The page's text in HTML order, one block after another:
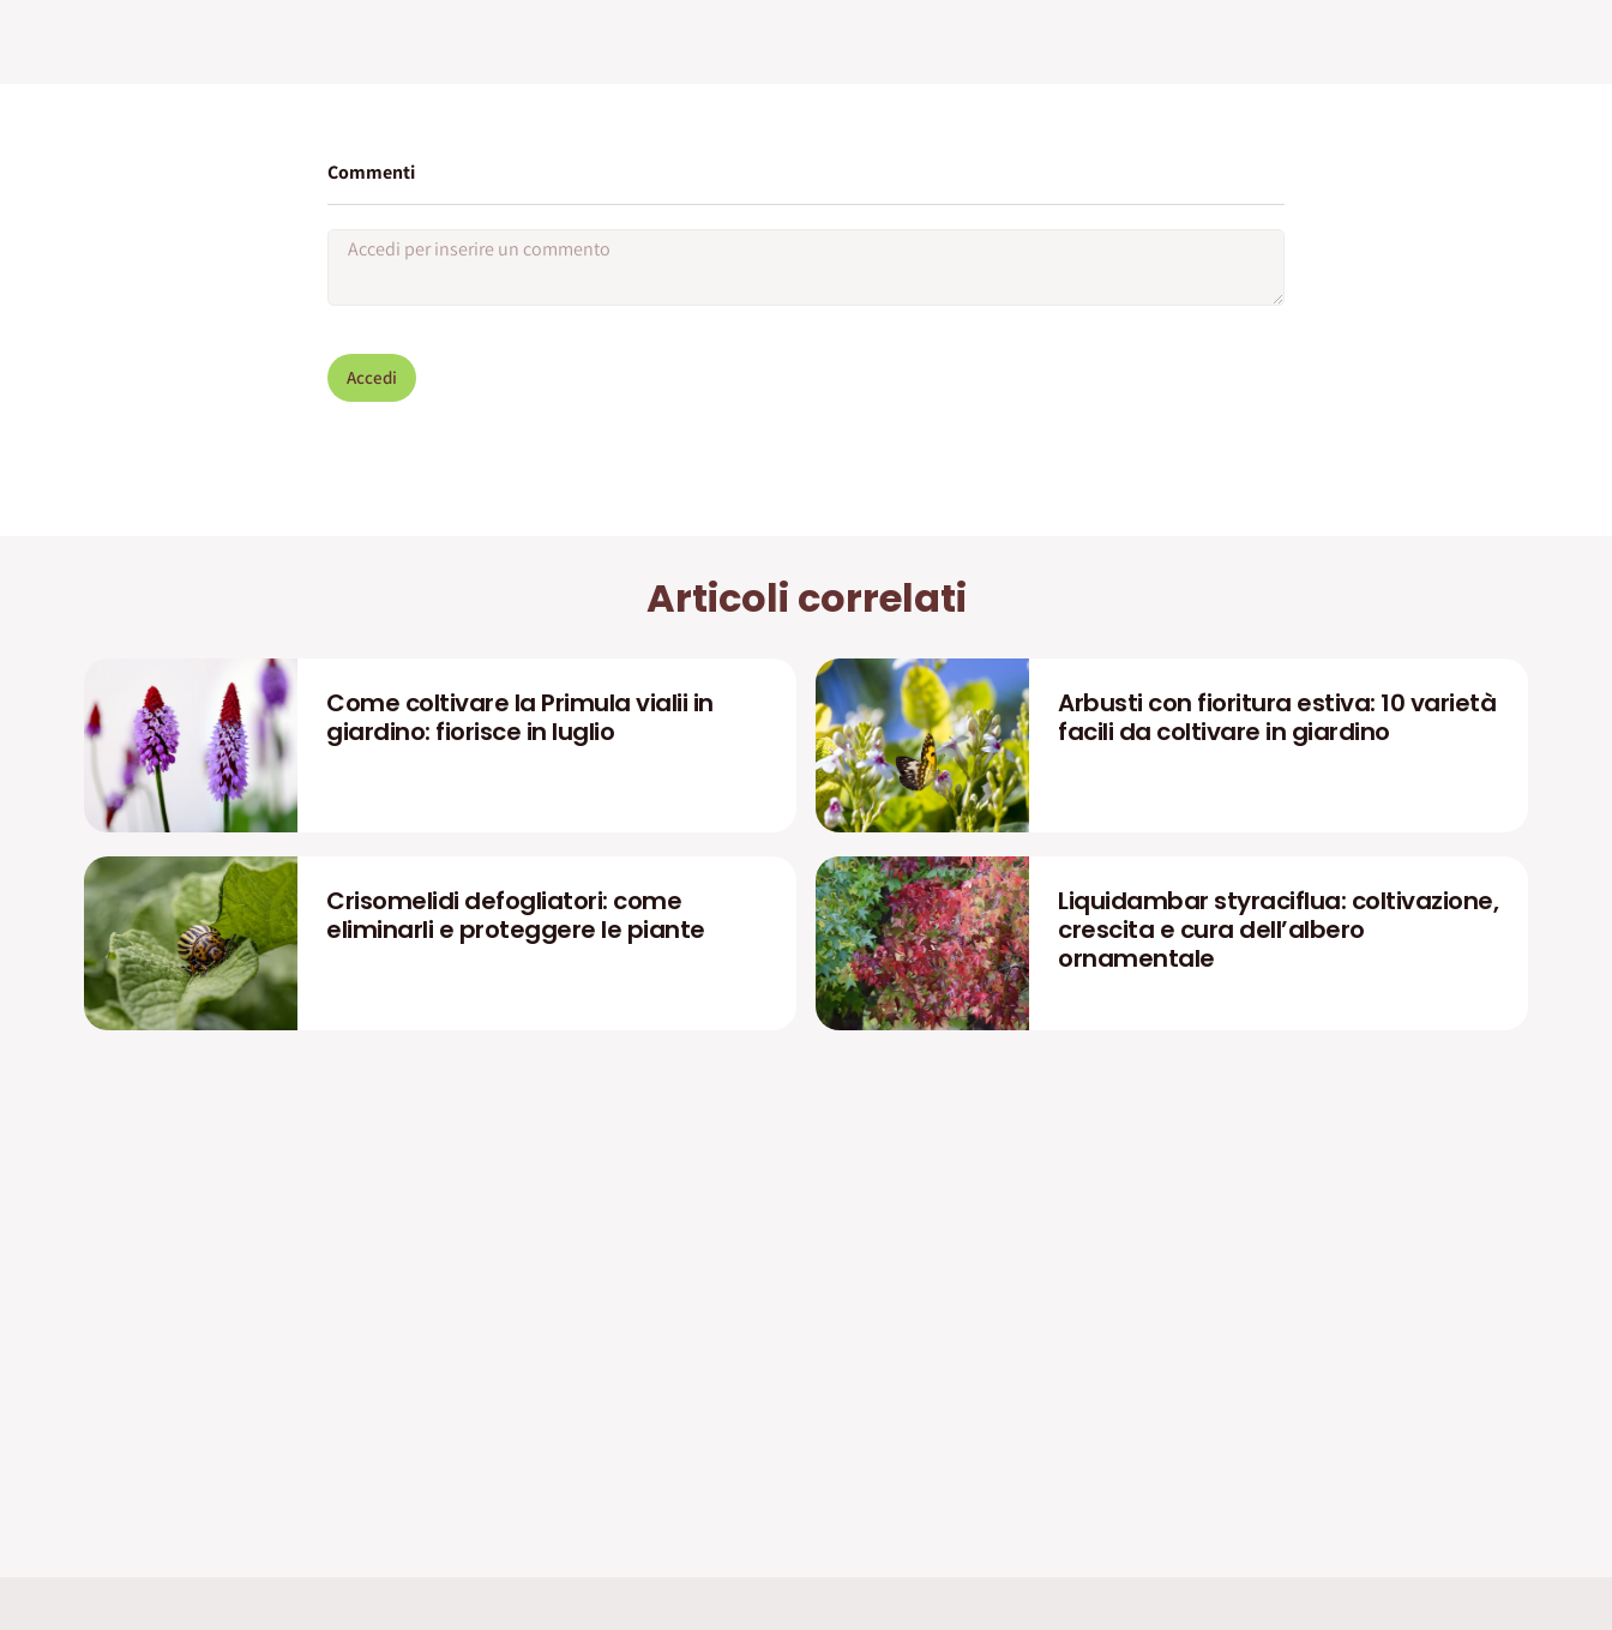
Commenti
Accedi
Articoli correlati
Come coltivare la Primula vialii in
giardino: fiorisce in luglio
Arbusti con fioritura estiva: 10 varietà
facili da coltivare in giardino
Crisomelidi defogliatori: come
eliminarli e proteggere le piante
Liquidambar styraciflua: coltivazione,
crescita e cura dell’albero
ornamentale